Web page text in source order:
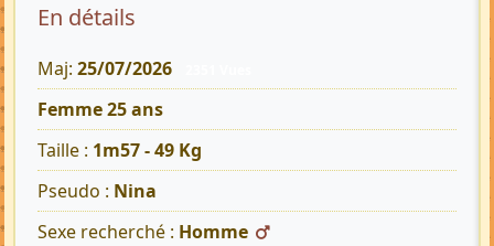
En détails
Maj: 25/07/2026
Femme 25 ans
Taille : 1m57 - 49 Kg
Pseudo : Nina
Sexe recherché : Homme